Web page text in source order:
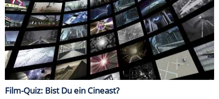
Film-Quiz: Bist Du ein Cineast?